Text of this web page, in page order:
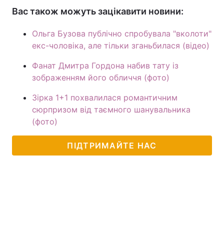
Вас також можуть зацікавити новини:
Ольга Бузова публічно спробувала "вколоти"
екс-чоловіка, але тільки зганьбилася (відео)
Фанат Дмитра Гордона набив тату із
зображенням його обличчя (фото)
Зірка 1+1 похвалилася романтичним
сюрпризом від таємного шанувальника
(фото)
ПІДТРИМАЙТЕ НАС